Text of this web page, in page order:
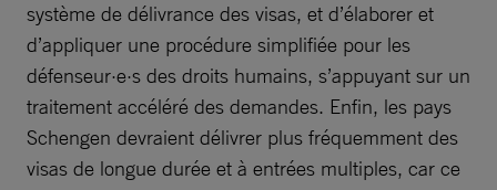
système de délivrance des visas, et d’élaborer et
d’appliquer une procédure simplifiée pour les
défenseur·e·s des droits humains, s’appuyant sur un
traitement accéléré des demandes. Enfin, les pays
Schengen devraient délivrer plus fréquemment des
visas de longue durée et à entrées multiples, car ce